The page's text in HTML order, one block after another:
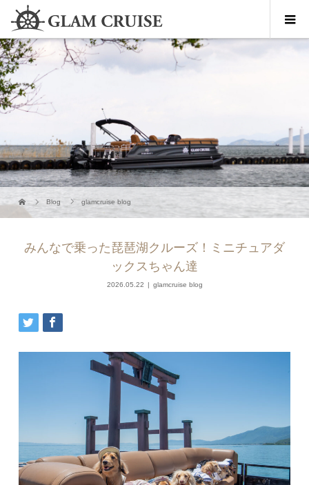
Blog glamcruise blog
みんなで乗った琵琶湖クルーズ！ミニチュアダ
ックスちゃん達
2026.05.22 glamcruise blog